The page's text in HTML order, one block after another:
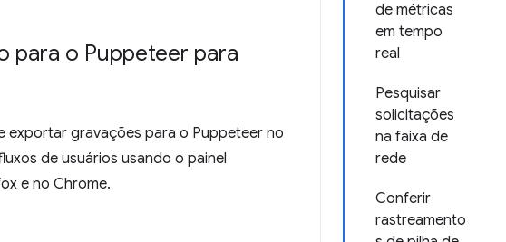
de métricas
em tempo
real
Pesquisar
solicitações
na faixa de
rede
Conferir
rastreamento
para o Puppeteer para
exportar gravações para o Puppeteer no
de usuários usando o painel
e no Chrome.